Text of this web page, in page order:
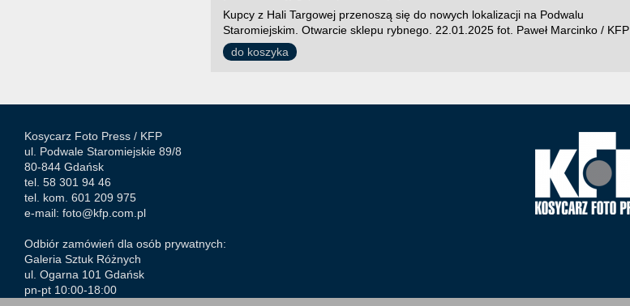
Kupcy z Hali Targowej przenoszą się do nowych lokalizacji na Podwalu
Staromiejskim. Otwarcie sklepu rybnego. 22.01.2025 fot. Paweł Marcinko / KFP
do koszyka
Kosycarz Foto Press / KFP
ul. Podwale Staromiejskie 89/8
80-844 Gdańsk
tel. 58 301 94 46
tel. kom. 601 209 975
e-mail: foto@kfp.com.pl
Odbiór zamówień dla osób prywatnych:
Galeria Sztuk Różnych
ul. Ogarna 101 Gdańsk
pn-pt 10:00-18:00